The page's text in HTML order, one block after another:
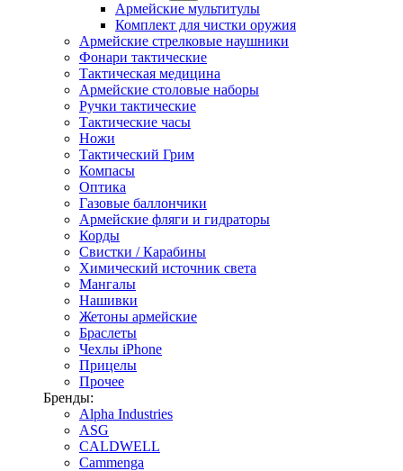
Армейские мультитулы
Комплект для чистки оружия
Армейские стрелковые наушники
Фонари тактические
Тактическая медицина
Армейские столовые наборы
Ручки тактические
Тактические часы
Ножи
Тактический Грим
Компасы
Оптика
Газовые баллончики
Армейские фляги и гидраторы
Корды
Свистки / Карабины
Химический источник света
Мангалы
Нашивки
Жетоны армейские
Браслеты
Чехлы iPhone
Прицелы
Прочее
Бренды:
Alpha Industries
ASG
CALDWELL
Cammenga